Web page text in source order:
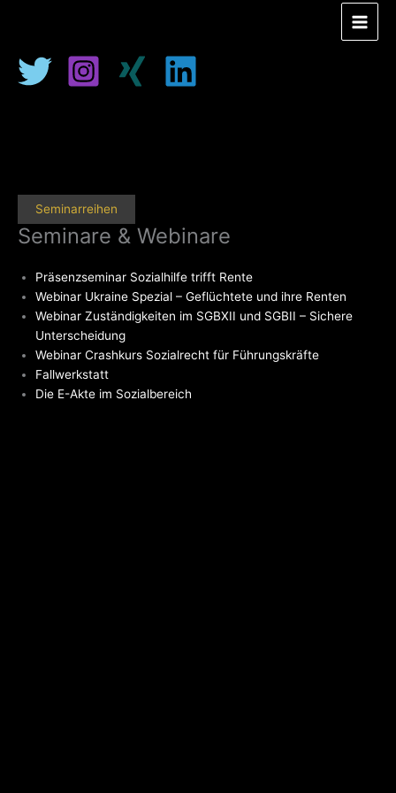
Seminarreihen
Seminare & Webinare
Präsenzseminar Sozialhilfe trifft Rente
Webinar Ukraine Spezial – Geflüchtete und ihre Renten
Webinar Zuständigkeiten im SGBXII und SGBII – Sichere
Unterscheidung
Webinar Crashkurs Sozialrecht für Führungskräfte
Fallwerkstatt
Die E-Akte im Sozialbereich